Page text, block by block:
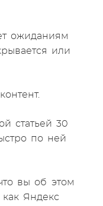
ожиданиям
или
статьей 30
по ней
вы об этом
Яндекс